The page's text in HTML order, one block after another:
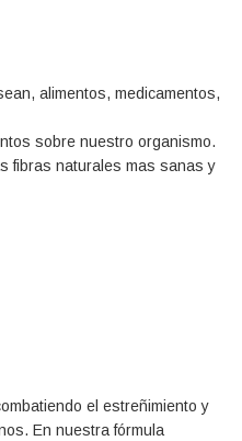
alimentos, medicamentos,
sobre nuestro organismo.
fibras naturales mas sanas y
el estreñimiento y
En nuestra fórmula